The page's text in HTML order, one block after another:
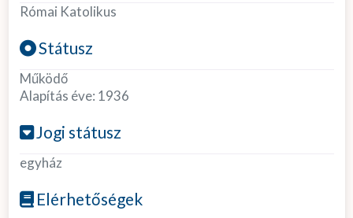
Római Katolikus
Státusz
Működő
Alapítás éve: 1936
Jogi státusz
egyház
Elérhetőségek